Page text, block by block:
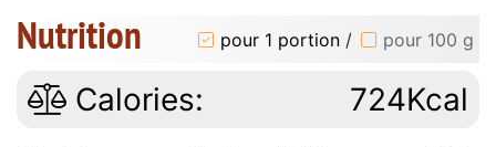
Nutrition pour 1 portion / pour 100 g
Calories: 724Kcal